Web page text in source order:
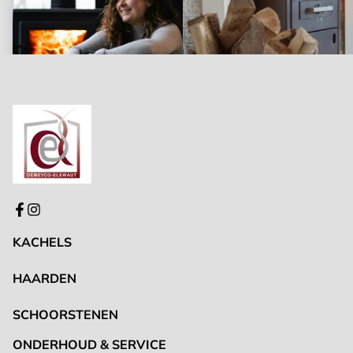
KACHELS
HAARDEN
SCHOORSTENEN
ONDERHOUD & SERVICE